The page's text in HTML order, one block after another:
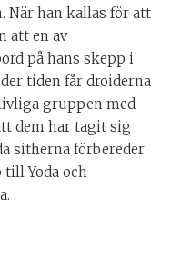
När han kallas för att
att en av
på hans skepp i
tiden får droiderna
gruppen med
dem har tagit sig
sitherna förbereder
Yoda och